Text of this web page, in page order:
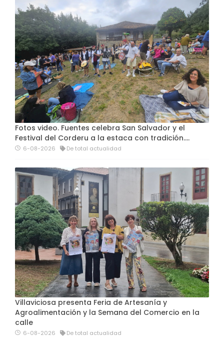
Fotos video. Fuentes celebra San Salvador y el
Festival del Corderu a la estaca con tradición....
6-08-2026 De total actualidad
Villaviciosa presenta Feria de Artesanía y
Agroalimentación y la Semana del Comercio en la
calle
6-08-2026 De total actualidad